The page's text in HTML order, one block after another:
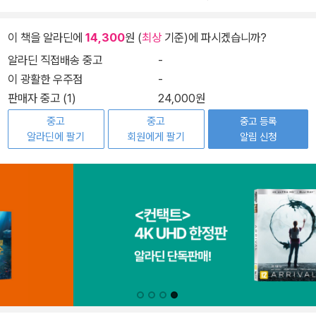
이 책을 알라딘에 14,300원 (최상기준)에 파시겠습니까?
알라딘 직접배송 중고
-
이 광활한 우주점
-
판매자 중고 (1)
24,000원
중고
알라딘에 팔기
중고
회원에게 팔기
중고 등록
알림 신청